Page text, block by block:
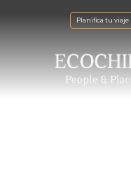
Planifica tu viaje